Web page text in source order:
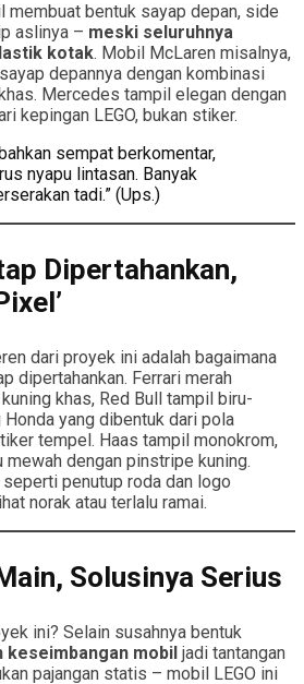
membuat bentuk sayap depan, side
aslinya – meski seluruhnya
kotak. Mobil McLaren misalnya,
depannya dengan kombinasi
Mercedes tampil elegan dengan
kepingan LEGO, bukan stiker.
sempat berkomentar,
nyapu lintasan. Banyak
tadi.” (Ups.)
Dipertahankan,
dari proyek ini adalah bagaimana
dipertahankan. Ferrari merah
khas, Red Bull tampil biru-
yang dibentuk dari pola
tempel. Haas tampil monokrom,
dengan pinstripe kuning.
penutup roda dan logo
norak atau terlalu ramai.
Solusinya Serius
ini? Selain susahnya bentuk
keseimbangan mobil jadi tantangan
pajangan statis – mobil LEGO ini